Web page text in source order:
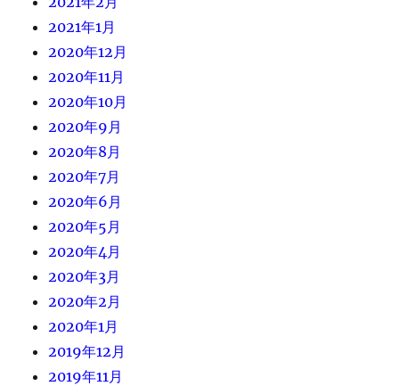
2021年1月
2020年12月
2020年11月
2020年10月
2020年9月
2020年8月
2020年7月
2020年6月
2020年5月
2020年4月
2020年3月
2020年2月
2020年1月
2019年12月
2019年11月